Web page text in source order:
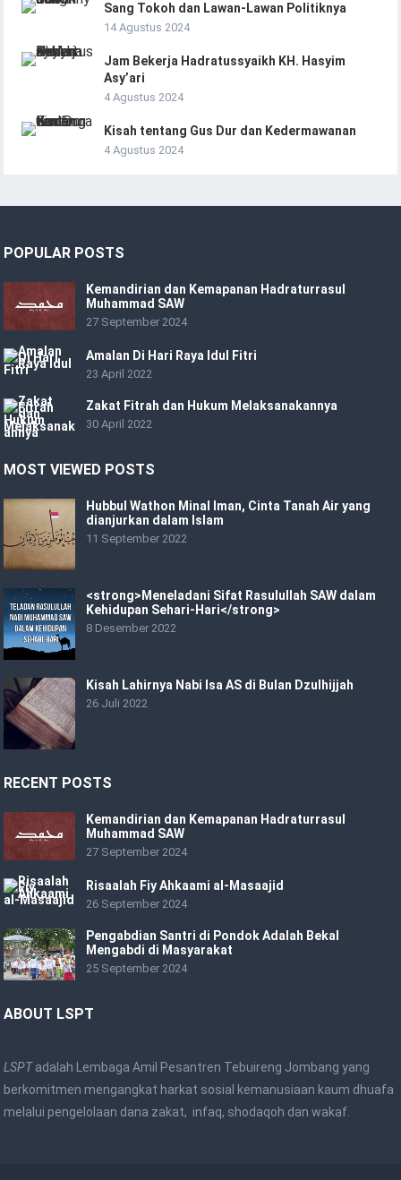
Sang Tokoh dan Lawan-Lawan Politiknya
14 Agustus 2024
Jam Bekerja Hadratussyaikh KH. Hasyim
Asy’ari
4 Agustus 2024
Kisah tentang Gus Dur dan Kedermawanan
4 Agustus 2024
POPULAR POSTS
Kemandirian dan Kemapanan Hadraturrasul
Muhammad SAW
27 September 2024
Amalan Di Hari Raya Idul Fitri
23 April 2022
Zakat Fitrah dan Hukum Melaksanakannya
30 April 2022
MOST VIEWED POSTS
Hubbul Wathon Minal Iman, Cinta Tanah Air yang
dianjurkan dalam Islam
11 September 2022
<strong>Meneladani Sifat Rasulullah SAW dalam
Kehidupan Sehari-Hari</strong>
8 Desember 2022
Kisah Lahirnya Nabi Isa AS di Bulan Dzulhijjah
26 Juli 2022
RECENT POSTS
Kemandirian dan Kemapanan Hadraturrasul
Muhammad SAW
27 September 2024
Risaalah Fiy Ahkaami al-Masaajid
26 September 2024
Pengabdian Santri di Pondok Adalah Bekal
Mengabdi di Masyarakat
25 September 2024
ABOUT LSPT
LSPTadalah Lembaga Amil Pesantren Tebuireng Jombang yang
berkomitmen mengangkat harkat sosial kemanusiaan kaum dhuafa
melalui pengelolaan dana zakat, infaq, shodaqoh dan wakaf.